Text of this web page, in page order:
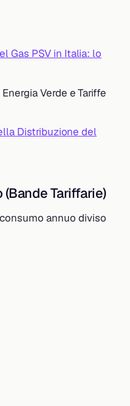
Gas PSV in Italia: lo
Verde e Tariffe
Distribuzione del
Tariffarie)
annuo diviso